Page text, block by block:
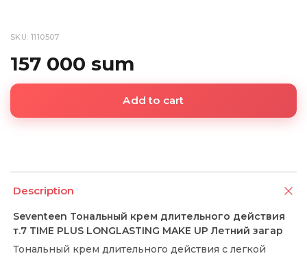
SKU: 1110507
157 000 sum
Add to cart
Description
Seventeen Тональный крем длительного действия
т.7 TIME PLUS LONGLASTING MAKE UP Летний загар
Тональный крем длительного действия с легкой